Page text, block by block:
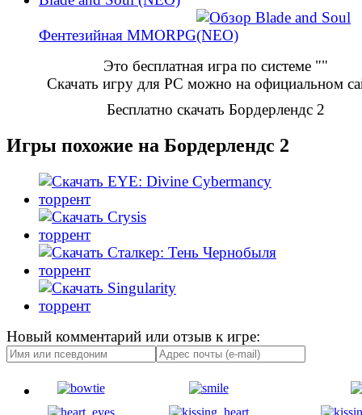
Фентезийная MMORPG
Это бесплатная игра по системе ""
Скачать игру для PC можно на официальном
Бесплатно скачать Бордерлендс 2
Игры похожие на Бордерлендс 2
Новый комментарий или отзыв к игре: